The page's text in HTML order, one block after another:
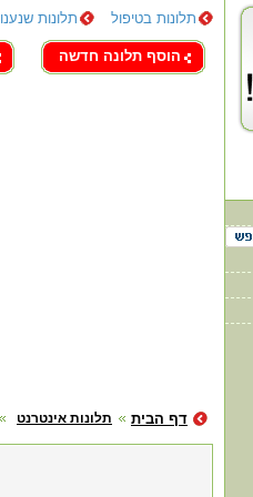
תלונות בטיפול תלונות שנענו
צור קשר
הוסף תלונה חדשה
תלונות אינטרנט דף הבית